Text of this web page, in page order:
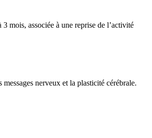
mois, associée à une reprise de l’activité
nerveux et la plasticité cérébrale.